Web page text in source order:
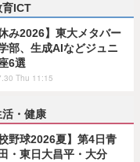
育ICT
休み2026】東大メタバー
部、生成AIなどジュニ
6選
Thu 11:15
活・健康
校野球2026夏】第4日青
・東日大昌平・大分